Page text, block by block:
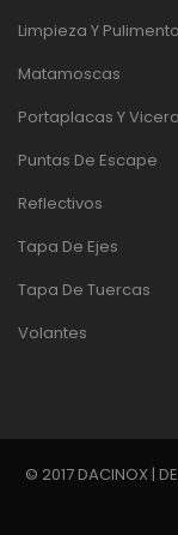
Limpieza Y
Matamoscas
Portaplacas Y
Puntas De Escape
Reflectivos
Tapa De Ejes
Tapa De Tuercas
Volantes
© 2017 DACINOX |